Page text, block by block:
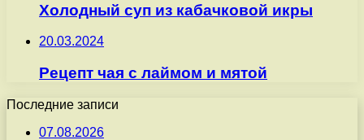
Холодный суп из кабачковой икры
20.03.2024
Рецепт чая с лаймом и мятой
Последние записи
07.08.2026